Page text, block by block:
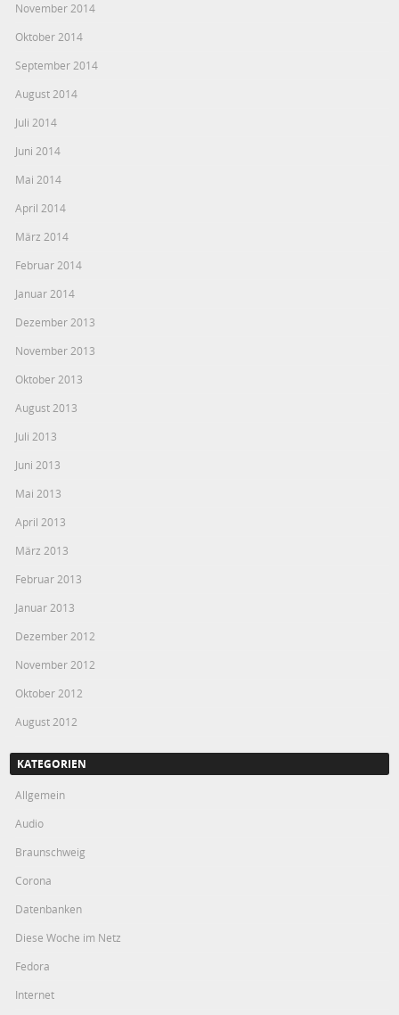
November 2014
Oktober 2014
September 2014
August 2014
Juli 2014
Juni 2014
Mai 2014
April 2014
März 2014
Februar 2014
Januar 2014
Dezember 2013
November 2013
Oktober 2013
August 2013
Juli 2013
Juni 2013
Mai 2013
April 2013
März 2013
Februar 2013
Januar 2013
Dezember 2012
November 2012
Oktober 2012
August 2012
KATEGORIEN
Allgemein
Audio
Braunschweig
Corona
Datenbanken
Diese Woche im Netz
Fedora
Internet